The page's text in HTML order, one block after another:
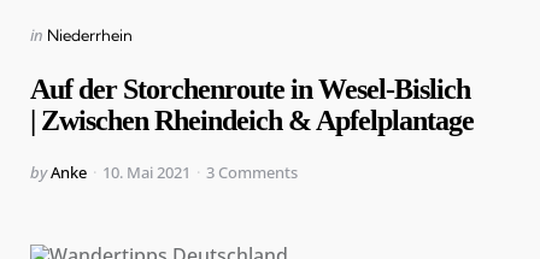
Categories
Posted
in Niederrhein
Auf der Storchenroute in Wesel-Bislich
| Zwischen Rheindeich & Apfelplantage
Posted
byAnke 10. Mai 2021 3 Comments